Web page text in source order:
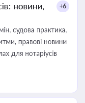
новини,
+6
судова практика,
правові новини
для нотаріусів